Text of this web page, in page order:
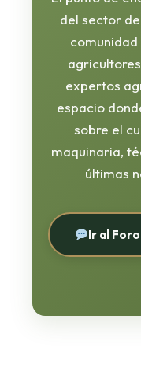
del sector
expertos
espacio
sobre el
maquinaria,
últimas
Ir al Foro